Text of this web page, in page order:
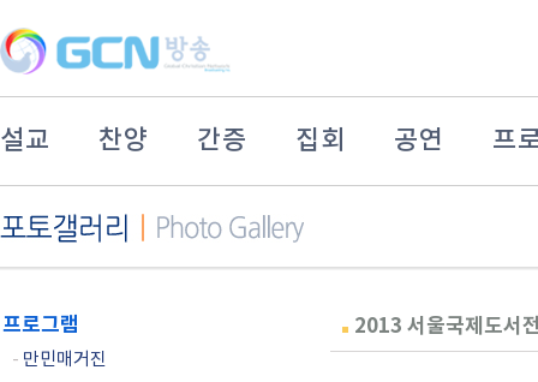
설교 찬양 간증 집회 공연 프
프로그램
- 만민매거진
2013 서울국제도서